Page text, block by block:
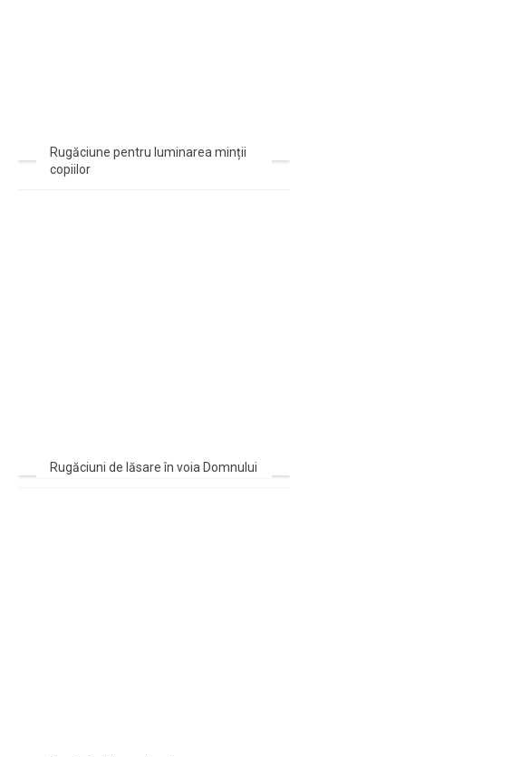
Rugăciune pentru luminarea minții
copiilor
Rugăciuni de lăsare în voia Domnului